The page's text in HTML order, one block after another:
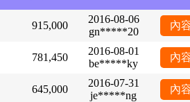
915,000
2016-08-06
gn*****20
內
781,450
2016-08-01
be*****ky
內
645,000
2016-07-31
je*****ng
內